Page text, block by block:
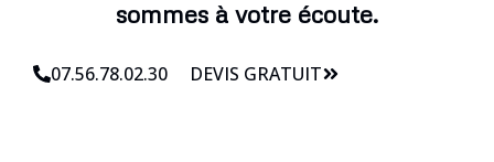
sommes à votre écoute.
07.56.78.02.30 DEVIS GRATUIT